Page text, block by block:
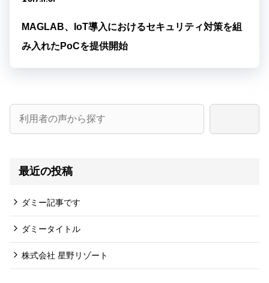
MAGLAB、IoT導入におけるセキュリティ対策を組
み入れたPoCを提供開始
検
索:
最近の投稿
ダミー記事です
ダミータイトル
株式会社 星野リゾート